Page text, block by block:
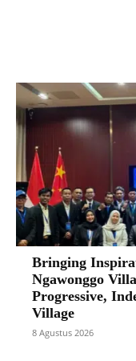
Bringing
Ngawonggo
Progressive,
Village
8 Agustus 2026